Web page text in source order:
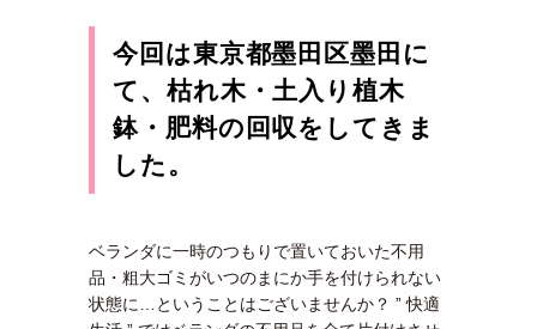
今回は東京都墨田区墨田に
て、枯れ木・土入り植木
鉢・肥料の回収をしてきま
した。
ベランダに一時のつもりで置いておいた不用
品・粗大ゴミがいつのまにか手を付けられない
状態に…ということはございませんか？ ” 快適